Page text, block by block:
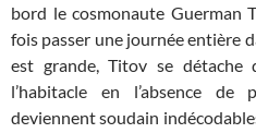
bord le cosmonaute Guerman
fois passer une journée entière
est grande, Titov se
l’habitacle en l’absence de
deviennent soudain